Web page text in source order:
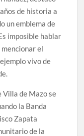
de historia a
un emblema de
imposible hablar
el
vivo de
Villa de Mazo se
la Banda
Zapata
de la